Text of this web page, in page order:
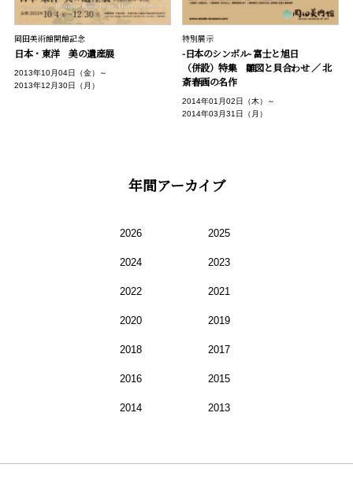
特別展示
-日本のシンボル- 富士と旭日
（併設）特集 雛図と貝合わせ ／ 北
斎春画の名作
2014年01月02日（木）～
2014年03月31日（月）
岡田美術館開館記念
日本・東洋 美の遺産展
2013年10月04日（金）～
2013年12月30日（月）
年間アーカイブ
2026 2025
2024 2023
2022 2021
2020 2019
2018 2017
2016 2015
2014 2013